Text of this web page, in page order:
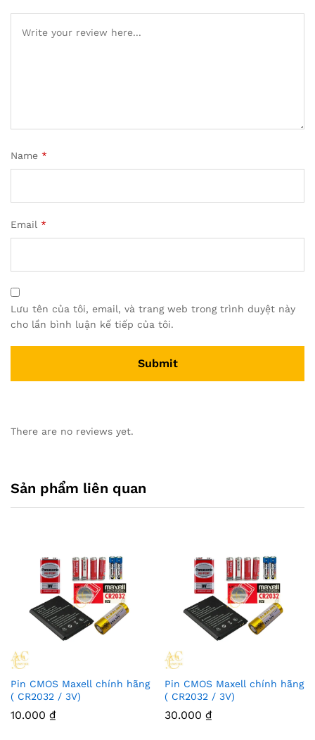
Name *
Email *
Lưu tên của tôi, email, và trang web trong trình duyệt này
cho lần bình luận kế tiếp của tôi.
There are no reviews yet.
Sản phẩm liên quan
Pin CMOS Maxell chính hãng
( CR2032 / 3V)
10.000 ₫
Pin CMOS Maxell chính hãng
( CR2032 / 3V)
30.000 ₫